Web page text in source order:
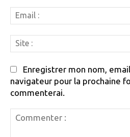
Enregistrer mon nom,
navigateur pour la prochaine
commenterai.